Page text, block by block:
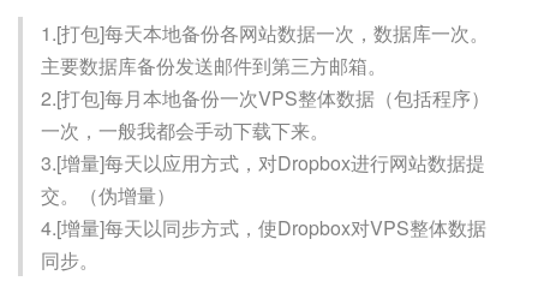
1.[打包]每天本地备份各网站数据一次，数据库一次。
主要数据库备份发送邮件到第三方邮箱。
2.[打包]每月本地备份一次VPS整体数据（包括程序）
一次，一般我都会手动下载下来。
3.[增量]每天以应用方式，对Dropbox进行网站数据提
交。（伪增量）
4.[增量]每天以同步方式，使Dropbox对VPS整体数据
同步。